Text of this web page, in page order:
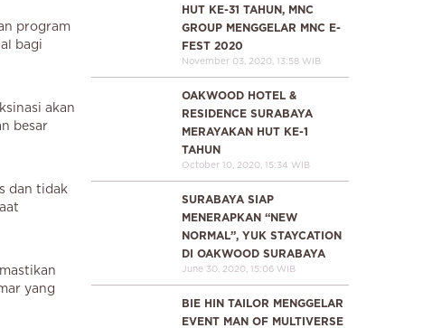
program
bagi
akan
besar
dan tidak
yang
HUT KE-31 TAHUN, MNC
GROUP MENGGELAR MNC E-
FEST 2020
November 03, 2020, 13:58 WIB
OAKWOOD HOTEL &
RESIDENCE SURABAYA
MERAYAKAN HUT KE-1
TAHUN
October 10, 2020, 15:34 WIB
SURABAYA SIAP
MENERAPKAN “NEW
NORMAL”, YUK STAYCATION
DI OAKWOOD SURABAYA
June 30, 2020, 15:06 WIB
BIE HIN TAILOR MENGGELAR
EVENT MAN OF MULTIVERSE